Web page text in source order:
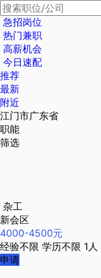
急招岗位
热门兼职
高薪机会
今日速配
推荐
最新
附近
江门市广东省
职能
筛选
杂工
新会区
4000-4500元
经验不限 学历不限 1人
申请